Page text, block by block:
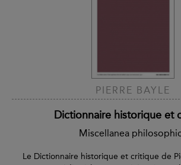
PIERRE BAYLE
Dictionnaire historique et
Miscellanea
Le Dictionnaire historique et critique de